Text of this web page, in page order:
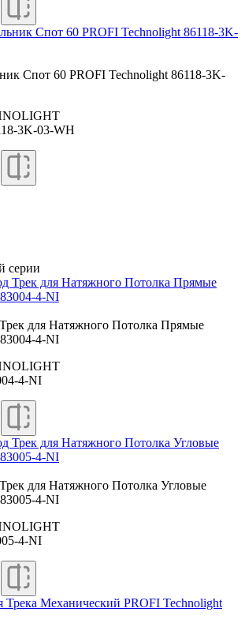
Спот 60 PROFI Technolight 86118-3K-
3K-03-WH
серии
для Натяжного Потолка Прямые
4-NI
4-NI
для Натяжного Потолка Угловые
4-NI
4-NI